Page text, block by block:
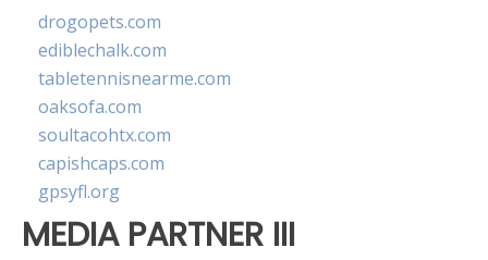
drogopets.com
ediblechalk.com
tabletennisnearme.com
oaksofa.com
soultacohtx.com
capishcaps.com
gpsyfl.org
MEDIA PARTNER III